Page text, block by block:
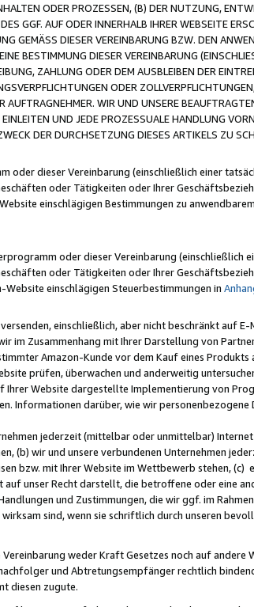
ODER PROZESSEN, (B) DER NUTZUNG,
GGF. AUF ODER INNERHALB IHRER WEBSEITE
GEMÄSS DIESER VEREINBARUNG BZW. DEN
BESTIMMUNG DIESER VEREINBARUNG
ZAHLUNG ODER DEM AUSBLEIBEN DER
ODER
WIR UND UNSERE
UND JEDE PROZESSUALE HANDLUNG
DER DURCHSETZUNG DIESES ARTIKELS ZU
dieser Vereinbarung (einschließlich einer
oder Tätigkeiten oder Ihrer
einschlägigen Bestimmungen zu
oder dieser Vereinbarung (einschließlich
oder Tätigkeiten oder Ihrer
einschlägigen Steuerbestimmungen in
einschließlich, aber nicht beschränkt auf E-
im Zusammenhang mit Ihrer Darstellung von
Amazon-Kunde vor dem Kauf eines
prüfen, überwachen und anderweitig
Website dargestellte Implementierung von
Informationen darüber, wie wir personenbezogene
jederzeit (mittelbar oder unmittelbar)
(b) wir und unsere verbundenen Unternehmen
bzw. mit Ihrer Website im Wettbewerb stehen, (c)
unser Recht darstellt, die betroffene oder eine
und Zustimmungen, die wir ggf. im
sind, wenn sie schriftlich durch unseren
weder Kraft Gesetzes noch auf andere
und Abtretungsempfänger rechtlich
diesen zugute.